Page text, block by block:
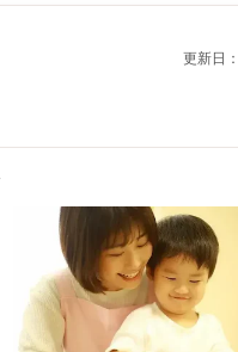
更新日：